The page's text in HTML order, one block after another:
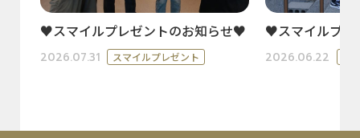
♥スマイルプレゼントのお知らせ♥
2026.07.31 スマイルプレゼント
♥スマイルプ
2026.06.22